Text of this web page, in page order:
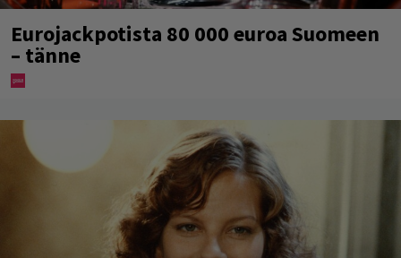
Eurojackpotista 80 000 euroa Suomeen
– tänne